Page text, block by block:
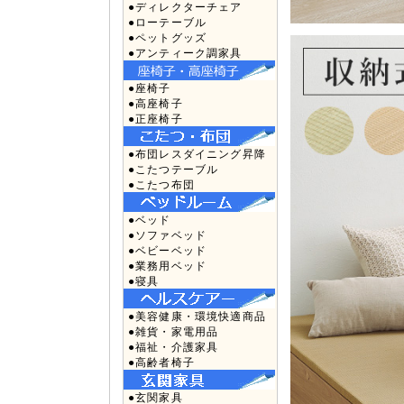
●ディレクターチェア
●ローテーブル
●ペットグッズ
●アンティーク調家具
●座椅子
●高座椅子
●正座椅子
●布団レスダイニング昇降
●こたつテーブル
●こたつ布団
●ベッド
●ソファベッド
●ベビーベッド
●業務用ベッド
●寝具
●美容健康・環境快適商品
●雑貨・家電用品
●福祉・介護家具
●高齢者椅子
●玄関家具